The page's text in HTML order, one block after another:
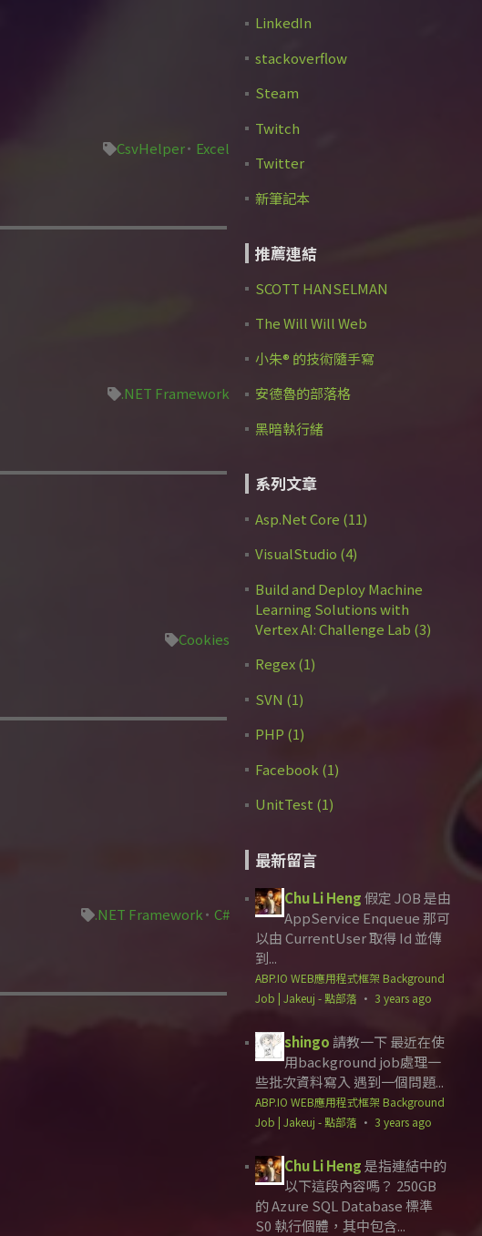
CsvHelper
Excel
.NET Framework
Cookies
.NET Framework
C#
LinkedIn
stackoverflow
Steam
Twitch
Twitter
新筆記本
推薦連結
SCOTT HANSELMAN
The Will Will Web
小朱® 的技術隨手寫
安德魯的部落格
黑暗執行緒
系列文章
Asp.Net Core (11)
VisualStudio (4)
Build and Deploy Machine
Learning Solutions with
Vertex AI: Challenge Lab (3)
Regex (1)
SVN (1)
PHP (1)
Facebook (1)
UnitTest (1)
最新留言
Chu Li Heng 假定 JOB 是由
AppService Enqueue 那可
以由 CurrentUser 取得 Id 並傳
到...
ABP.IO WEB應用程式框架 Background
Job | Jakeuj - 點部落 · 3 years ago
shingo 請教一下 最近在使
用background job處理一
些批次資料寫入 遇到一個問題...
ABP.IO WEB應用程式框架 Background
Job | Jakeuj - 點部落 ·3 years ago
Chu Li Heng 是指連結中的
以下這段內容嗎？ 250GB
的 Azure SQL Database 標準
S0 執行個體，其中包含...